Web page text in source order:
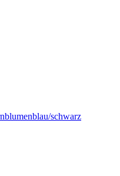
schwarz